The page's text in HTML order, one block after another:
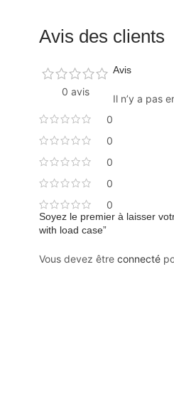
Avis des clients
0 avis
0
0
0
0
0
Avis
Il n’y a pas
Soyez le premier à laisser
with load case”
Vous devez être connecté